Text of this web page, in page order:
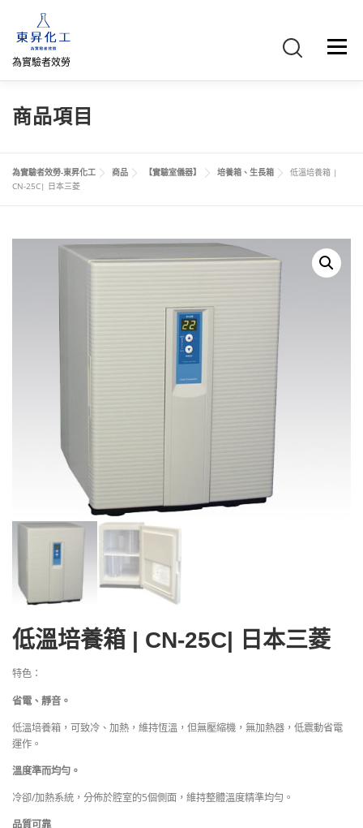
為實驗者效勞
選單
首頁 關於我們
網路商店 直購專區 詢價車、購物車/會員
商品項目
為實驗者效勞-東昇化工 商品 【實驗室儀器】 培養箱、生長箱
低溫培養箱 |
CN-25C| 日本三菱
低溫培養箱 | CN-25C| 日本三菱
特色：
省電、靜音。
低溫培養箱，可致冷、加熱，維持恆溫，但無壓縮機，無加熱器，低震動省電
運作。
溫度準而均勻。
冷卻/加熱系統，分佈於腔室的5個側面，維持整體溫度精準均勻。
品質可靠